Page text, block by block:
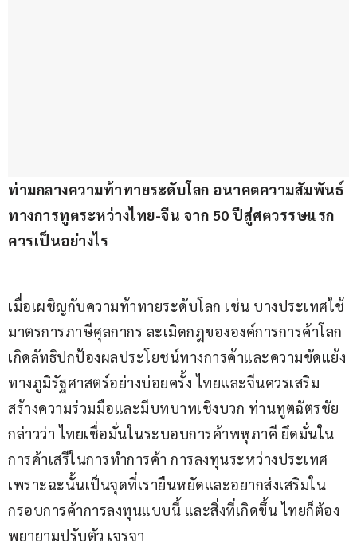
ท่ามกลางความท้าทายระดับโลก อนาคตความสัมพันธ์
ทางการทูตระหว่างไทย-จีน จาก 50 ปีสู่ศตวรรษแรก
ควรเป็นอย่างไร
เมื่อเผชิญกับความท้าทายระดับโลก เช่น บางประเทศใช้
มาตรการภาษีศุลกากร ละเมิดกฎขององค์การการค้าโลก
เกิดลัทธิปกป้องผลประโยชน์ทางการค้าและความขัดแย้ง
ทางภูมิรัฐศาสตร์อย่างบ่อยครั้ง ไทยและจีนควรเสริม
สร้างความร่วมมือและมีบทบาทเชิงบวก ท่านทูตฉัตรชัย
กล่าวว่า ไทยเชื่อมั่นในระบอบการค้าพหุภาคี ยึดมั่นใน
การค้าเสรีในการทำการค้า การลงทุนระหว่างประเทศ
เพราะฉะนั้นเป็นจุดที่เรายืนหยัดและอยากส่งเสริมใน
กรอบการค้าการลงทุนแบบนี้ และสิ่งที่เกิดขึ้น ไทยก็ต้อง
พยายามปรับตัว เจรจา